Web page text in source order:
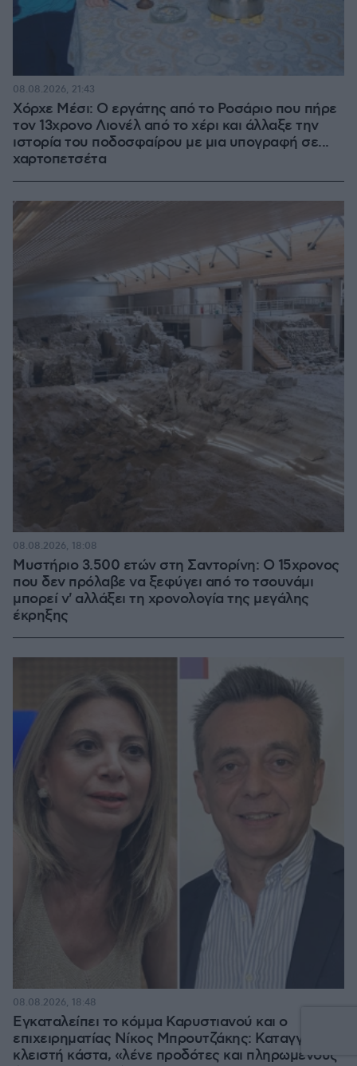
Χόρχε Μέσι: Ο εργάτης από το Ροσάριο που πήρε
τον 13χρονο Λιονέλ από το χέρι και άλλαξε την
ιστορία του ποδοσφαίρου με μια υπογραφή σε...
χαρτοπετσέτα
08.08.2026, 21:43
Μυστήριο 3.500 ετών στη Σαντορίνη: Ο 15χρονος
που δεν πρόλαβε να ξεφύγει από το τσουνάμι
μπορεί ν' αλλάξει τη χρονολογία της μεγάλης
έκρηξης
08.08.2026, 18:08
Εγκαταλείπει το κόμμα Καρυστιανού και ο
επιχειρηματίας Νίκος Μπρουτζάκης: Καταγγέλλει
κλειστή κάστα, «λένε προδότες και πληρωμένους
08.08.2026, 18:48